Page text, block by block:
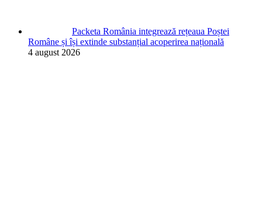
Packeta România integrează rețeaua Poștei
Române și își extinde substanțial acoperirea națională
4 august 2026